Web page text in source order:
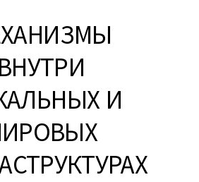
ВНУТРИ
И